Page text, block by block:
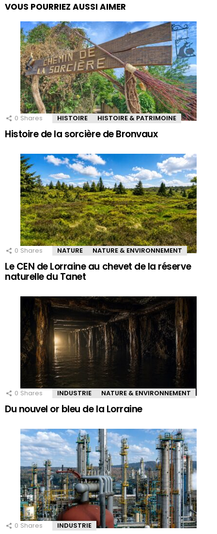
VOUS POURRIEZ AUSSI AIMER
0 Shares HISTOIRE HISTOIRE & PATRIMOINE
Histoire de la sorcière de Bronvaux
0 Shares NATURE NATURE & ENVIRONNEMENT
Le CEN de Lorraine au chevet de la réserve
naturelle du Tanet
0 Shares INDUSTRIE NATURE & ENVIRONNEMENT
Du nouvel or bleu de la Lorraine
0 Shares INDUSTRIE